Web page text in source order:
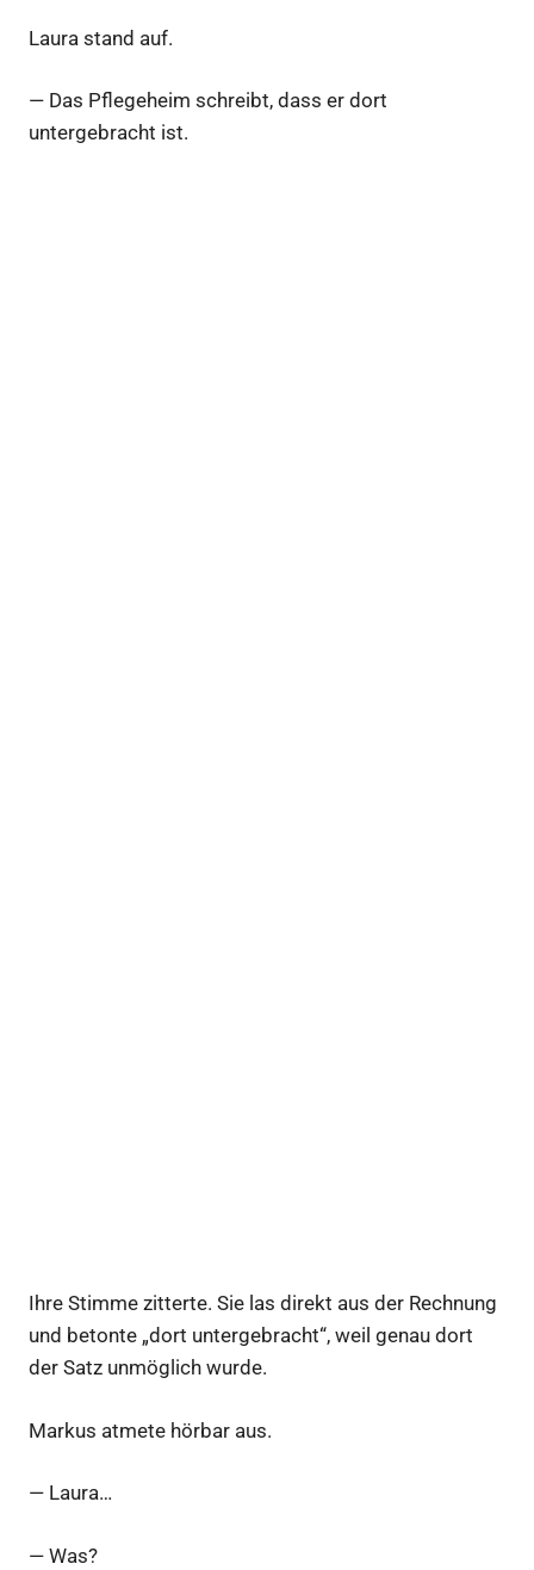
Laura stand auf.
— Das Pflegeheim schreibt, dass er dort
untergebracht ist.
Ihre Stimme zitterte. Sie las direkt aus der Rechnung
und betonte „dort untergebracht“, weil genau dort
der Satz unmöglich wurde.
Markus atmete hörbar aus.
— Laura…
— Was?